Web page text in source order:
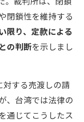
閉鎖性を維持する
限り、定款による
の判断を示しまし
対する売渡しの請
、台湾では法律の
通じてこうしたス